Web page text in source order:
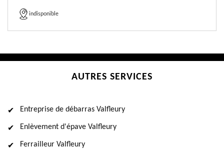
indisponible
AUTRES SERVICES
Entreprise de débarras Valfleury
Enlèvement d'épave Valfleury
Ferrailleur Valfleury